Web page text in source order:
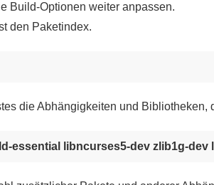
Build-Optionen weiter anpassen.
den Paketindex.
die Abhängigkeiten und
essential libncurses5-dev zlib1g-